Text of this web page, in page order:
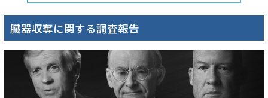
臓器収奪に関する調査報告